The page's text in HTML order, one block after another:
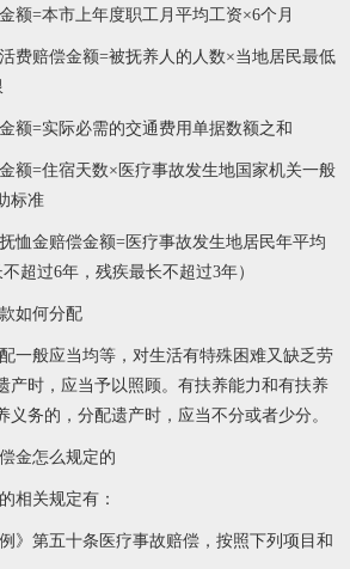
额=本市上年度职工月平均工资×6个月
费赔偿金额=被抚养人的人数×当地居民最低
额=实际必需的交通费用单据数额之和
额=住宿天数×医疗事故发生地国家机关一般
标准
恤金赔偿金额=医疗事故发生地居民年平均
超过6年，残疾最长不超过3年）
如何分配
一般应当均等，对生活有特殊困难又缺乏劳
产时，应当予以照顾。有扶养能力和有扶养
义务的，分配遗产时，应当不分或者少分。
金怎么规定的
相关规定有：
》第五十条医疗事故赔偿，按照下列项目和